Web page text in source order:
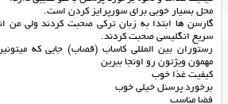
محل بسیار خوبی برای سورپرایز کردن است.
گارسن ها ابتدا به زبان ترکی صحبت کردند ولی من
سریع انگلیسی صحبت کردند.
رستوران بین المللی کاساب (قصاب) جایی که
مهمون ویژتون رو اونجا ببرین
کیفیت غذا خوب
برخورد پرسنل خیلی خوب
فضا مناسب